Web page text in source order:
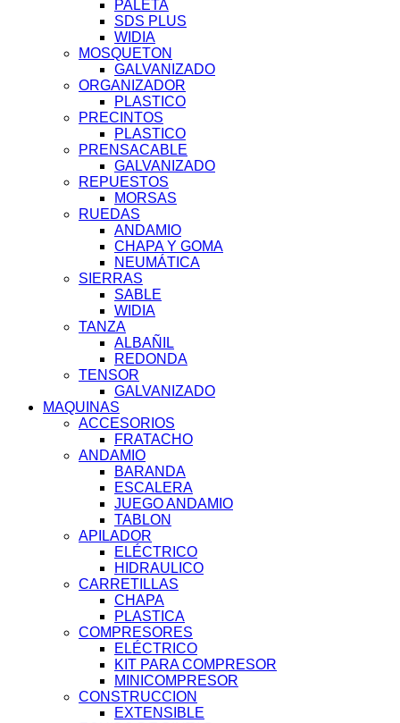
PALETA
SDS PLUS
WIDIA
MOSQUETON
GALVANIZADO
ORGANIZADOR
PLASTICO
PRECINTOS
PLASTICO
PRENSACABLE
GALVANIZADO
REPUESTOS
MORSAS
RUEDAS
ANDAMIO
CHAPA Y GOMA
NEUMÁTICA
SIERRAS
SABLE
WIDIA
TANZA
ALBAÑIL
REDONDA
TENSOR
GALVANIZADO
MAQUINAS
ACCESORIOS
FRATACHO
ANDAMIO
BARANDA
ESCALERA
JUEGO ANDAMIO
TABLON
APILADOR
ELÉCTRICO
HIDRAULICO
CARRETILLAS
CHAPA
PLASTICA
COMPRESORES
ELÉCTRICO
KIT PARA COMPRESOR
MINICOMPRESOR
CONSTRUCCION
EXTENSIBLE